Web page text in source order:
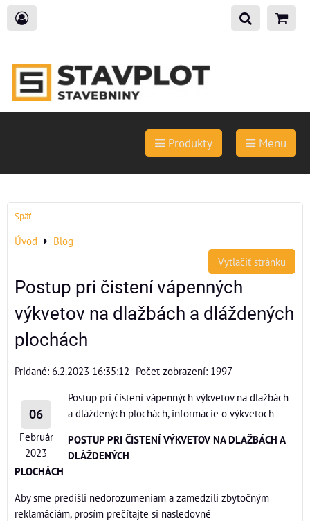
Produkty Menu
Späť
Úvod
Blog
Vytlačiť stránku
Postup pri čistení vápenných
výkvetov na dlažbách a dláždených
plochách
Pridané: 6.2.2023 16:35:12 Počet zobrazení: 1997
06
Február
2023
Postup pri čistení vápenných výkvetov na dlažbách
a dláždených plochách, informácie o výkvetoch
POSTUP PRI ČISTENÍ VÝKVETOV NA DLAŽBÁCH A
DLÁŽDENÝCH
PLOCHÁCH
Aby sme predišli nedorozumeniam a zamedzili zbytočným
reklamáciám, prosím prečítajte si nasledovné